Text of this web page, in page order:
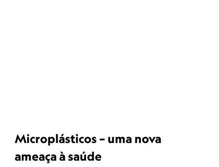
Microplásticos – uma nova
ameaça à saúde